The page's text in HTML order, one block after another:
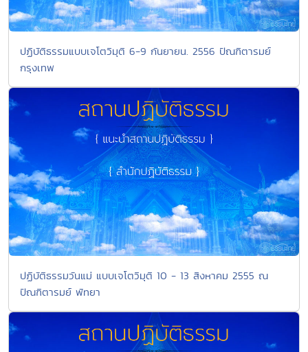
ปฏิบัติธรรมแบบเจโตวิมุติ 6-9 กันยายน. 2556 ปัณฑิตารมย์
กรุงเทพ
ปฏิบัติธรรมวันแม่ แบบเจโตวิมุติ 10 - 13 สิงหาคม 2555 ณ
ปัณฑิตารมย์ พัทยา